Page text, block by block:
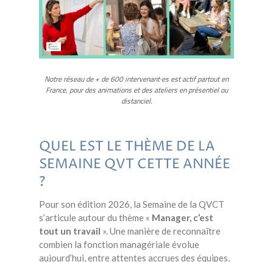
Notre réseau de + de 600 intervenant·es est actif partout en
France, pour des animations et des ateliers en présentiel ou
distanciel.
QUEL EST LE THÈME DE LA
SEMAINE QVT CETTE ANNÉE
?
Pour son édition 2026, la Semaine de la QVCT
s’articule autour du thème « Manager, c’est
tout un travail ». Une manière de reconnaître
combien la fonction managériale évolue
aujourd’hui, entre attentes accrues des équipes,